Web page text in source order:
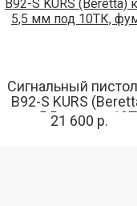
Сигнальный
B92-S KURS
кал. 5,5 мм под
21 600 р.